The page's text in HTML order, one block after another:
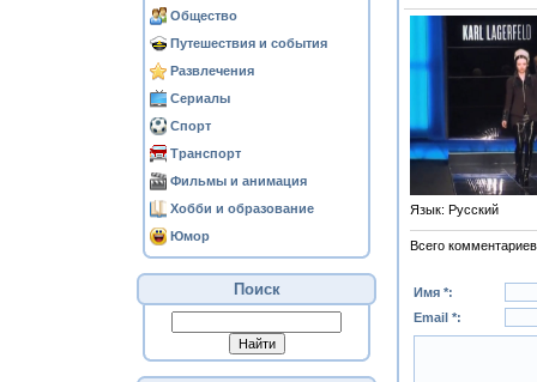
Общество
Путешествия и события
Развлечения
Сериалы
Спорт
Транспорт
Фильмы и анимация
Хобби и образование
Юмор
Поиск
Язык: Русский
Всего комментариев
Имя *:
Email *: